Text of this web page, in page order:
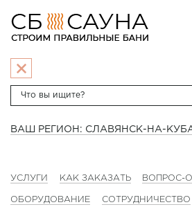
ВАШ РЕГИОН: СЛАВЯНСК-НА-
УСЛУГИ КАК ЗАКАЗАТЬ ВОПРОС-
ОБОРУДОВАНИЕ СОТРУДНИЧЕСТВО